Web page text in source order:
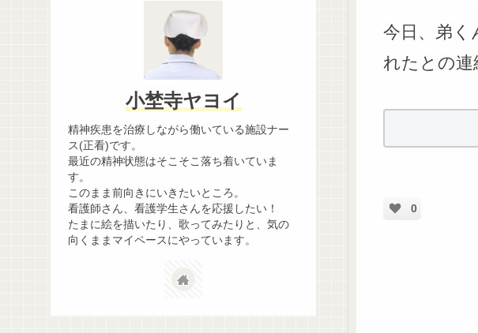
今日、弟く
れたとの連
0
小埜寺ヤヨイ
精神疾患を治療しながら働いている施設ナー
ス(正看)です。
最近の精神状態はそこそこ落ち着いていま
す。
このまま前向きにいきたいところ。
看護師さん、看護学生さんを応援したい！
たまに絵を描いたり、歌ってみたりと、気の
向くままマイペースにやっています。